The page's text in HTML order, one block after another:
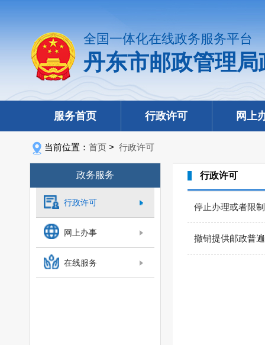
全国一体化在线政务服务平台
丹东市邮政管理
服务首页 行政许可 网上
当前位置： 首页 > 行政许可
政务服务
行政许可
网上办事
在线服务
行政许可
停止办理或者限
撤销提供邮政普